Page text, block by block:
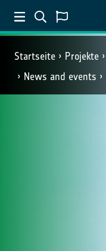
Startseite Projekte
News and events